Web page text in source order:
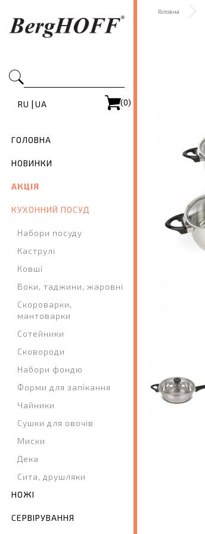
RU | UA (0)
ГОЛОВНА
НОВИНКИ
АКЦІЯ
КУХОННИЙ ПОСУД
Набори посуду
Каструлі
Ковші
Воки, таджини, жаровні
Скороварки,
мантоварки
Сотейники
Сковороди
Набори фондю
Форми для запікання
Чайники
Сушки для овочів
Миски
Дека
Сита, друшляки
НОЖІ
СЕРВІРУВАННЯ
Головна